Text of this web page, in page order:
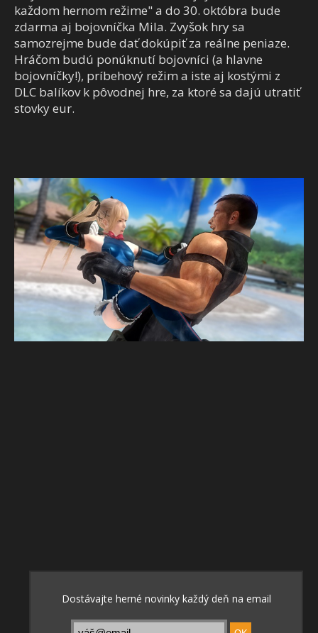
každom hernom režime" a do 30. októbra bude
zdarma aj bojovníčka Mila. Zvyšok hry sa
samozrejme bude dať dokúpiť za reálne peniaze.
Hráčom budú ponúknutí bojovníci (a hlavne
bojovníčky!), príbehový režim a iste aj kostými z
DLC balíkov k pôvodnej hre, za ktoré sa dajú utratiť
stovky eur.